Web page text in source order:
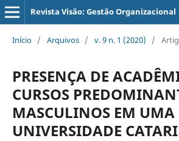
Revista Visão: Gestão Organizacional
Início / Arquivos / v. 9 n. 1 (2020) /
PRESENÇA DE
CURSOS
MASCULINOS EM UMA
UNIVERSIDADE